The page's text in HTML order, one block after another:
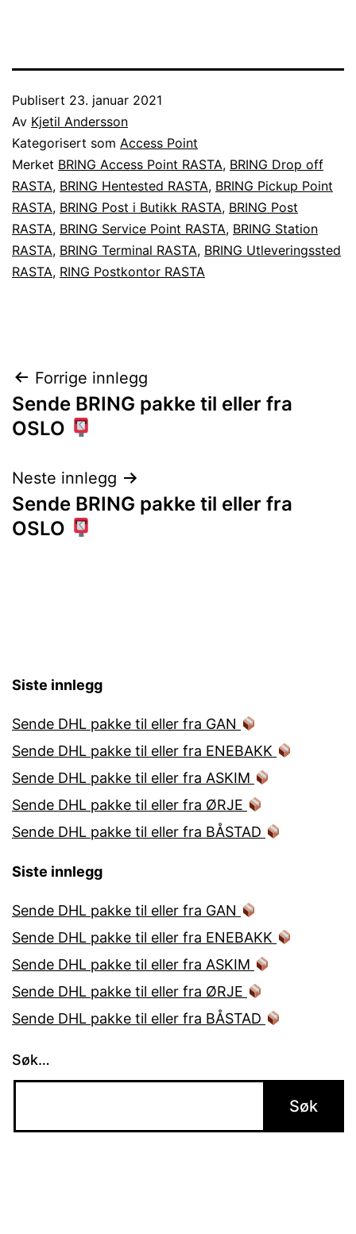
Publisert 23. januar 2021
Av Kjetil Andersson
Kategorisert som Access Point
Merket BRING Access Point RASTA, BRING Drop off
RASTA, BRING Hentested RASTA, BRING Pickup Point
RASTA, BRING Post i Butikk RASTA, BRING Post
RASTA, BRING Service Point RASTA, BRING Station
RASTA, BRING Terminal RASTA, BRING Utleveringssted
RASTA, RING Postkontor RASTA
Innleggsnavigasjon
Forrige innlegg
Sende BRING pakke til eller fra
OSLO
Neste innlegg
Sende BRING pakke til eller fra
OSLO
Siste innlegg
Sende DHL pakke til eller fra GAN
Sende DHL pakke til eller fra ENEBAKK
Sende DHL pakke til eller fra ASKIM
Sende DHL pakke til eller fra ØRJE
Sende DHL pakke til eller fra BÅSTAD
Siste innlegg
Sende DHL pakke til eller fra GAN
Sende DHL pakke til eller fra ENEBAKK
Sende DHL pakke til eller fra ASKIM
Sende DHL pakke til eller fra ØRJE
Sende DHL pakke til eller fra BÅSTAD
Søk…